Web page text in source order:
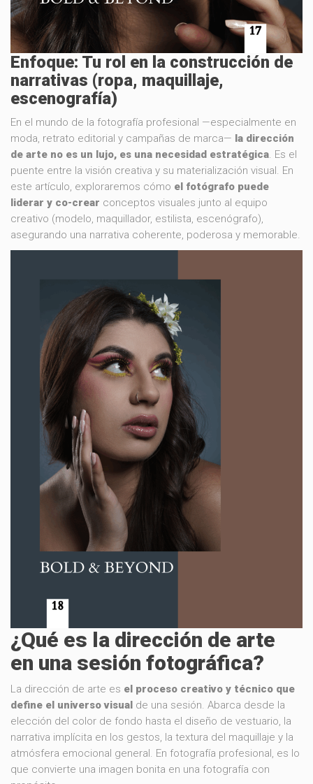
Enfoque: Tu rol en la construcción de
narrativas (ropa, maquillaje,
escenografía)
En el mundo de la fotografía profesional —especialmente en
moda, retrato editorial y campañas de marca— la dirección
de arte no es un lujo, es una necesidad estratégica. Es el
puente entre la visión creativa y su materialización visual. En
este artículo, exploraremos cómo el fotógrafo puede
liderar y co-crear conceptos visuales junto al equipo
creativo (modelo, maquillador, estilista, escenógrafo),
asegurando una narrativa coherente, poderosa y memorable.
¿Qué es la dirección de arte
en una sesión fotográfica?
La dirección de arte es el proceso creativo y técnico que
define el universo visual de una sesión. Abarca desde la
elección del color de fondo hasta el diseño de vestuario, la
narrativa implícita en los gestos, la textura del maquillaje y la
atmósfera emocional general. En fotografía profesional, es lo
que convierte una imagen bonita en una fotografía con